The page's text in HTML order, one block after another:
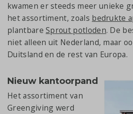
kwamen er steeds meer unieke
het assortiment, zoals bedrukte
plantbareSprout potloden. De
niet alleen uit Nederland, maar
Duitsland en de rest van Europa.
Nieuw kantoorpand
Het assortiment van
Greengiving werd